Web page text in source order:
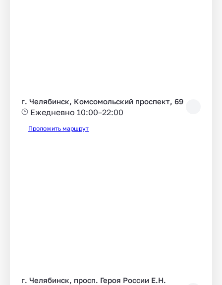
г. Челябинск, Комсомольский проспект, 69
Ежедневно 10:00–22:00
Проложить маршрут
г. Челябинск, просп. Героя России Е.Н.